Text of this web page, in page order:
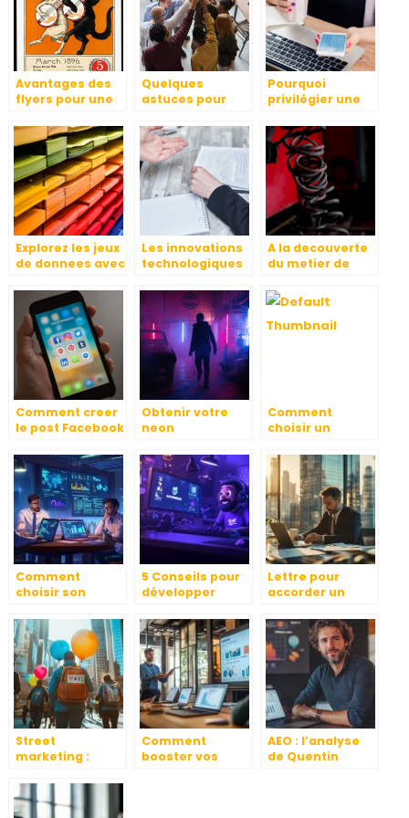
Avantages des
flyers pour une
Quelques
astuces pour
slogan ?
Pourquoi
privilégier une
chaude dans vos
locaux ?
Explorez les jeux
de donnees avec
denichez des
tresors caches
Les innovations
technologiques
encreurs pour
des impressions
de qualite
A la decouverte
du metier de
ressorts : la cle
de l’elasticite
Comment creer
le post Facebook
maximiser votre
impact
Obtenir votre
neon
du design a la
realite
Comment
choisir un
pour booster la
visibilité locale à
Bordeaux
Comment
choisir son
confiance pour
booster sa
stratégie SEO
5 Conseils pour
développer
Twitch grâce aux
tournois
Corporate
Games
Lettre pour
accorder un
commercial : un
outil stratégique
de fidélisation
client
Street
marketing :
organiser une
campagne
Comment
booster vos
AEO : l’analyse
de Quentin